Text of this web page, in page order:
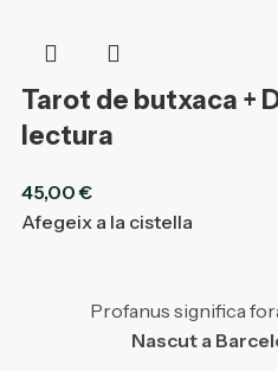
Tarot de butxaca +
lectura
45,00€
Afegeix a la cistella
Profanus significa
Nascut a